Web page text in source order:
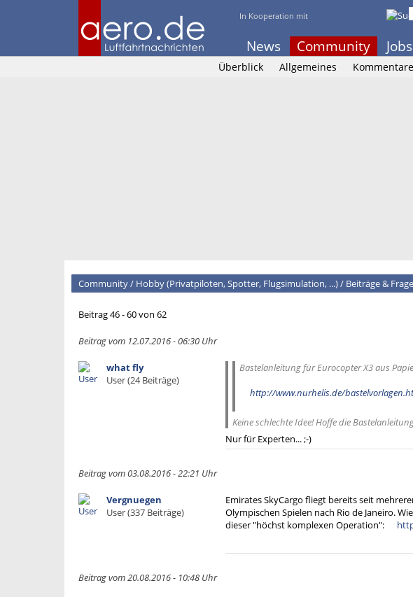
In Kooperation mit
News Community Jobs
Überblick Allgemeines Kommentare
Community/ Hobby (Privatpiloten, Spotter, Flugsimulation, ...)/ Beiträge &
Beitrag 46 - 60 von 62
Beitrag vom 12.07.2016 - 06:30 Uhr
what fly
User (24 Beiträge)
Bastelanleitung für Eurocopter X3 aus
http://www.nurhelis.de/
Keine schlechte Idee! Hoffe die
Nur für Experten... ;-)
Beitrag vom 03.08.2016 - 22:21 Uhr
Vergnuegen
User (337 Beiträge)
Emirates SkyCargo fliegt bereits seit
Olympischen Spielen nach Rio de Janeiro.
dieser "höchst komplexen Operation":
Beitrag vom 20.08.2016 - 10:48 Uhr